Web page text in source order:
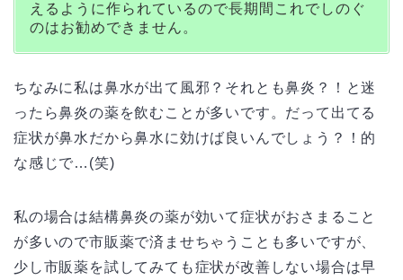
えるように作られているので長期間これでしのぐ
のはお勧めできません。
ちなみに私は鼻水が出て風邪？それとも鼻炎？！と迷
ったら鼻炎の薬を飲むことが多いです。だって出てる
症状が鼻水だから鼻水に効けば良いんでしょう？！的
な感じで…(笑)
私の場合は結構鼻炎の薬が効いて症状がおさまること
が多いので市販薬で済ませちゃうことも多いですが、
少し市販薬を試してみても症状が改善しない場合は早